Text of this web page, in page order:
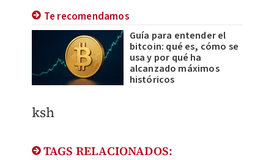
Te recomendamos
Guía para entender el
bitcoin: qué es, cómo se
usa y por qué ha
alcanzado máximos
históricos
ksh
TAGS RELACIONADOS: